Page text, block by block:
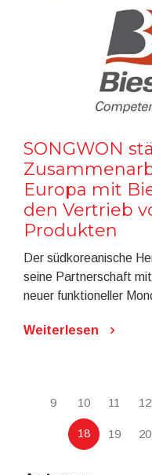
SONGWON
Europa mit
den Vertrieb
Produkten
Der südkoreanische
seine Partnerschaft
neuer funktioneller
Weiterlesen
9 10 11 12
18 19 20